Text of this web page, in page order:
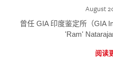
August
曾任 GIA 印度鉴定所（GIA
'Ram'
阅读